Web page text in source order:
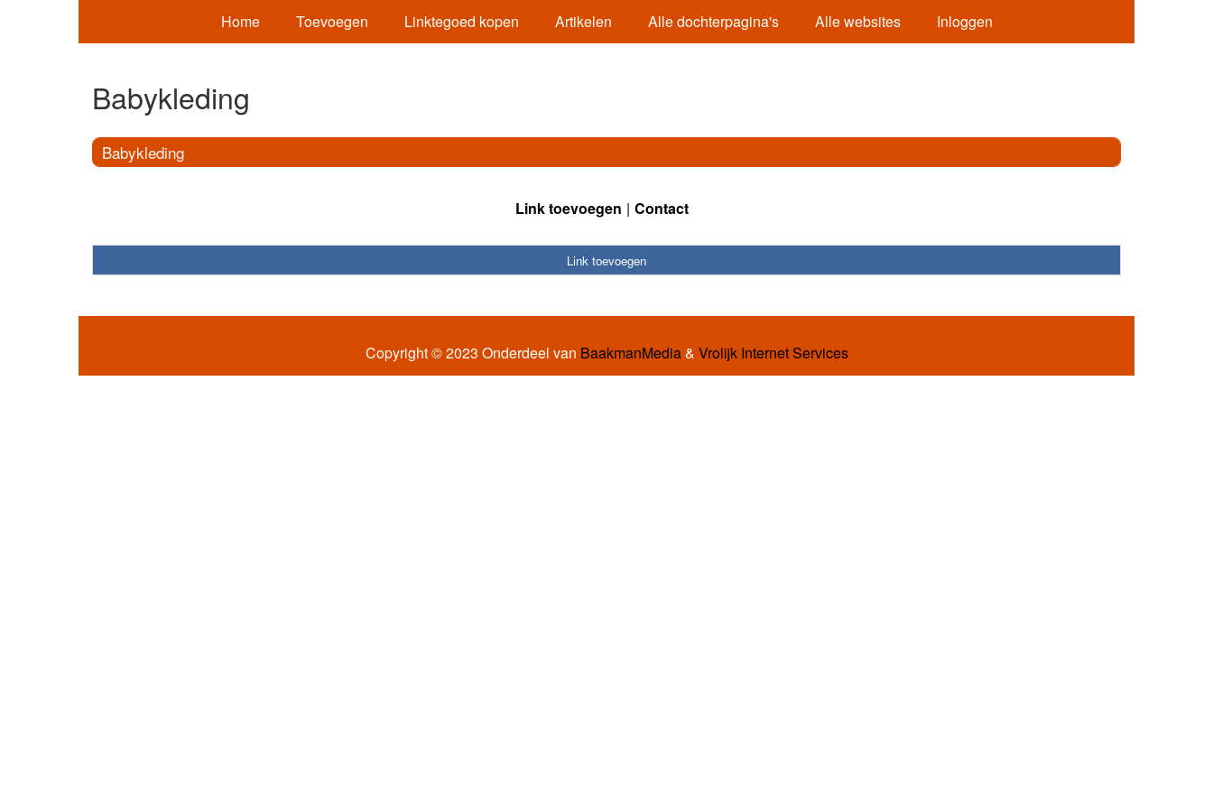
Home Toevoegen Linktegoed kopen Artikelen Alle dochterpagina's Alle websites Inloggen
Babykleding
Babykleding
Link toevoegen Contact
Link toevoegen
Copyright © 2023 Onderdeel van BaakmanMedia& Vrolijk Internet Services